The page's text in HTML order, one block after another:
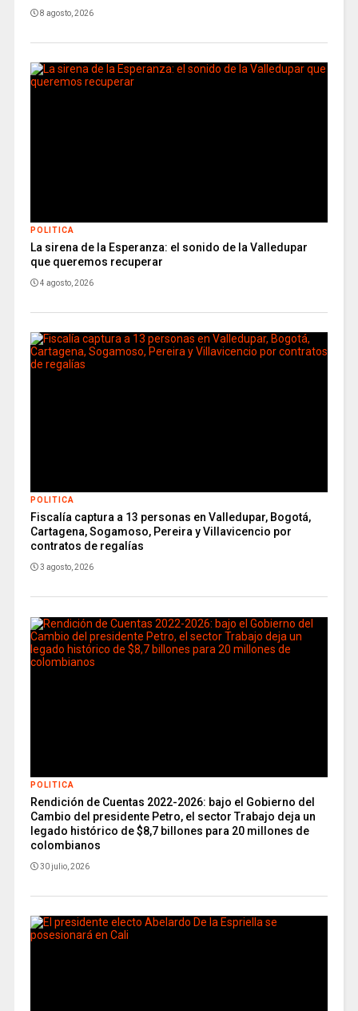
8 agosto, 2026
POLITICA
La sirena de la Esperanza: el sonido de la Valledupar
que queremos recuperar
4 agosto, 2026
POLITICA
Fiscalía captura a 13 personas en Valledupar, Bogotá,
Cartagena, Sogamoso, Pereira y Villavicencio por
contratos de regalías
3 agosto, 2026
POLITICA
Rendición de Cuentas 2022-2026: bajo el Gobierno del
Cambio del presidente Petro, el sector Trabajo deja un
legado histórico de $8,7 billones para 20 millones de
colombianos
30 julio, 2026